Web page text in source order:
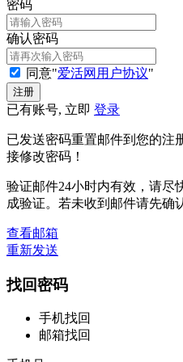
密码
确认密码
同意"爱活网用户协议"
已有账号, 立即 登录
已发送密码重置邮件到您的注
接修改密码！
验证邮件24小时内有效，请尽
成验证。若未收到邮件请先确
查看邮箱
重新发送
找回密码
手机找回
邮箱找回